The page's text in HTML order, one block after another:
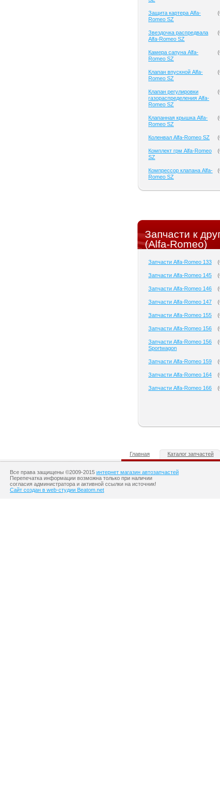
Защита картера Alfa-
Romeo SZ
(
Звездочка распредвала
Alfa-Romeo SZ
(
Камера сапуна Alfa-
Romeo SZ
(
Клапан впускной Alfa-
Romeo SZ
(
Клапан регулировки
газораспределения Alfa-
Romeo SZ
(
Клапанная крышка Alfa-
Romeo SZ
(
Коленвал Alfa-Romeo SZ (
Комплект грм Alfa-Romeo
SZ
(
Компрессор клапана Alfa-
Romeo SZ
(
Запчасти к
(Alfa-Romeo)
Запчасти Alfa-Romeo 133 (
Запчасти Alfa-Romeo 145 (
Запчасти Alfa-Romeo 146 (
Запчасти Alfa-Romeo 147 (
Запчасти Alfa-Romeo 155 (
Запчасти Alfa-Romeo 156 (
Запчасти Alfa-Romeo 156
Sportwagon
(
Запчасти Alfa-Romeo 159 (
Запчасти Alfa-Romeo 164 (
Запчасти Alfa-Romeo 166 (
Главная Каталог запчастей
Все права защищены ©2009-2015 интернет магазин автозапчастей
Перепечатка информации возможна только при наличии
согласия администратора и активной ссылки на источник!
Сайт создан в web-студии Beatom.net